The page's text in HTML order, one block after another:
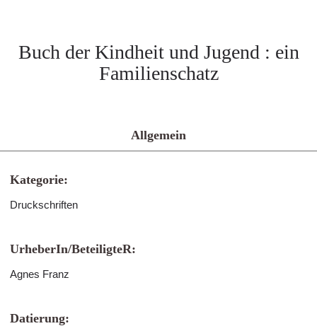
Buch der Kindheit und Jugend : ein
Familienschatz
Allgemein
Kategorie:
Druckschriften
UrheberIn/BeteiligteR:
Agnes Franz
Datierung: